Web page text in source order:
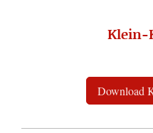
Klein-
Download